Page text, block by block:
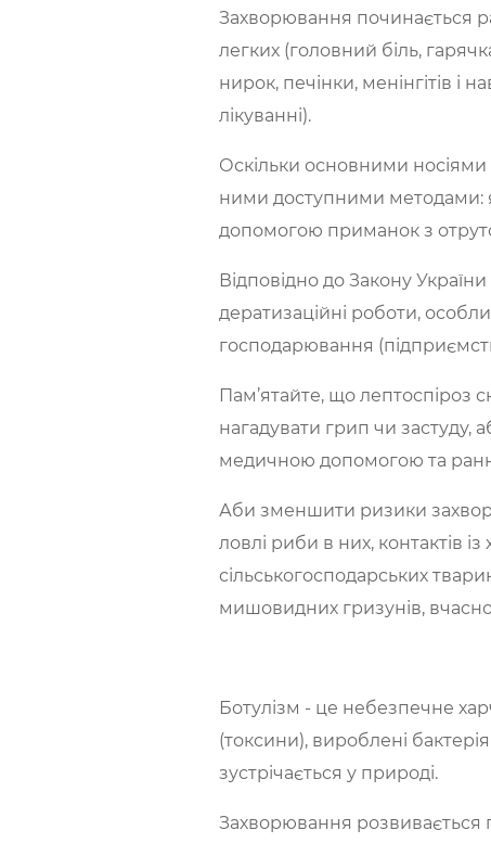
Захворювання починається
легких (головний біль,
нирок, печінки, менінгітів
лікуванні).
Оскільки основними
ними доступними методами:
допомогою приманок з
Відповідно до Закону
дератизаційні роботи,
господарювання
Пам’ятайте, що лептоспіроз
нагадувати грип чи застуду,
медичною допомогою та
Аби зменшити ризики
ловлі риби в них, контактів
сільськогосподарських
мишовидних гризунів,
Ботулізм - це небезпечне
(токсини), вироблені
зустрічається у природі.
Захворювання розвивається